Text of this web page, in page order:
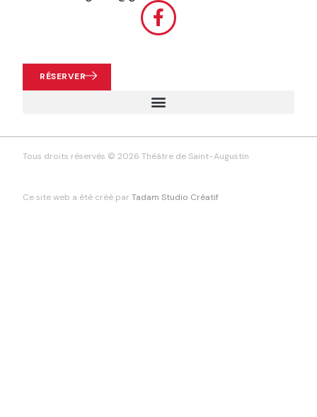
RÉSERVER
Tous droits réservés © 2026 Théâtre de Saint-Augustin
Ce site web a été créé parTadam Studio Créatif